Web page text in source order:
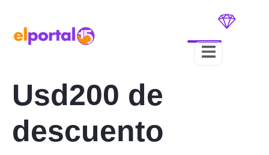
Usd200 de
descuento